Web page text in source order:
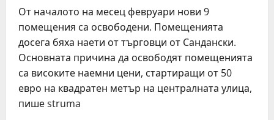
От началото на месец февруари нови 9
помещения са освободени. Помещенията
досега бяха наети от търговци от Сандански.
Основната причина да освободят помещенията
са високите наемни цени, стартиращи от 50
евро на квадратен метър на централната улица,
пише struma